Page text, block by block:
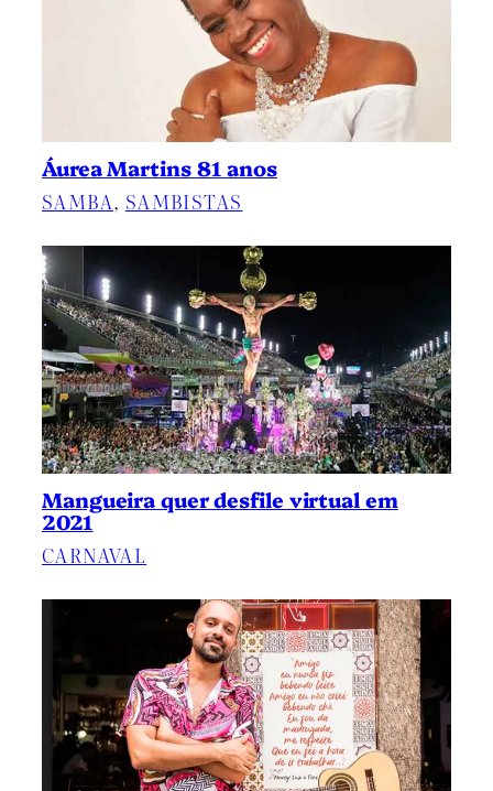
Áurea Martins 81 anos
SAMBA, SAMBISTAS
Mangueira quer desfile virtual em
2021
CARNAVAL